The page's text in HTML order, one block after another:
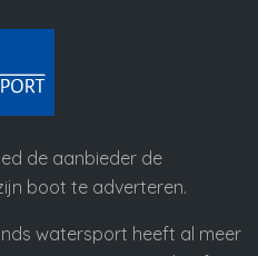
de aanbieder de
boot te adverteren.
watersport heeft al meer